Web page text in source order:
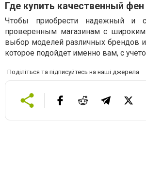
Где купить качественный фен
Чтобы приобрести надежный и
проверенным магазинам с широким
выбор моделей различных брендов и
которое подойдет именно вам, с
Поділіться та підписуйтесь на наші джерела